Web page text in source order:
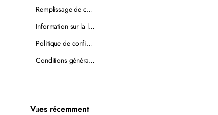
Remplissage de cartouches
Information sur la livraison
Politique de confidentialité
Conditions générales de vente
Vues récemment